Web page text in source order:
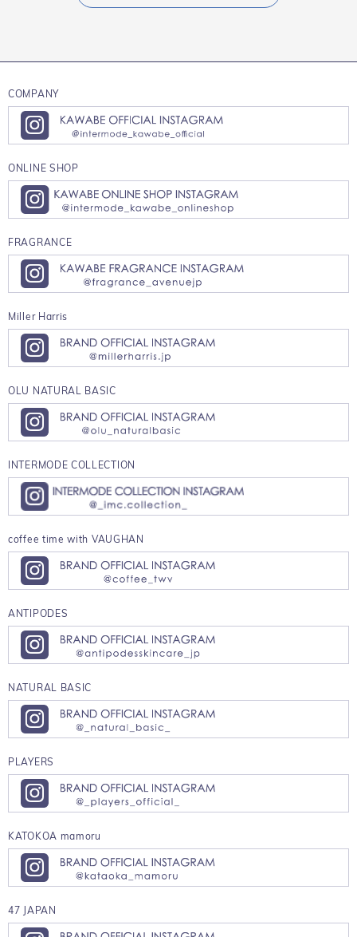
COMPANY
ONLINE SHOP
FRAGRANCE
Miller Harris
OLU NATURAL BASIC
INTERMODE COLLECTION
coffee time with VAUGHAN
ANTIPODES
NATURAL BASIC
PLAYERS
KATOKOA mamoru
47 JAPAN